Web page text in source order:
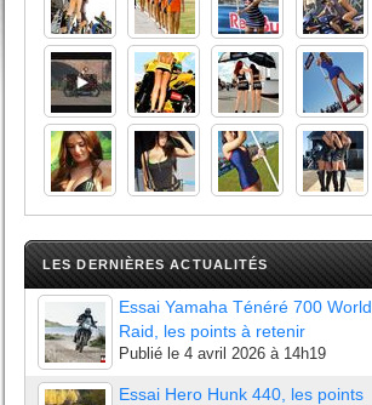
LES DERNIÈRES ACTUALITÉS
Essai Yamaha Ténéré 700 World
Raid, les points à retenir
Publié le 4 avril 2026 à 14h19
Essai Hero Hunk 440, les points